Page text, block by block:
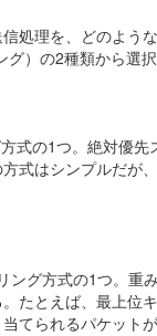
処理を、どのよ
グ）の2種類から選
式の1つ。絶対優
式はシンプルだ
グ方式の1つ。
たとえば、最上
てられるパケッ